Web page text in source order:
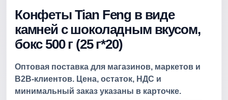
Конфеты Tian Feng в виде
камней с шоколадным вкусом,
бокс 500 г (25 г*20)
Оптовая поставка для магазинов, маркетов и
B2B-клиентов. Цена, остаток, НДС и
минимальный заказ указаны в карточке.